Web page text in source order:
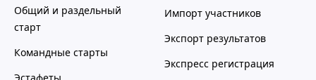
Общий и раздельный
старт
Командные старты
Импорт участников
Экспорт результатов
Экспресс регистрация